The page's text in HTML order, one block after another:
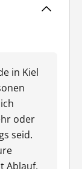
in Kiel
oder
seid.
Ablauf,